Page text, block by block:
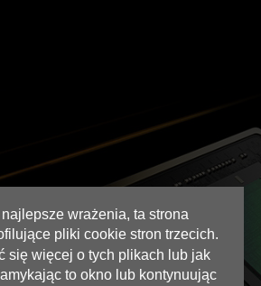
wrażenia, ta strona
pliki cookie stron trzecich.
się więcej o tych plikach lub jak
to okno lub kontynuując